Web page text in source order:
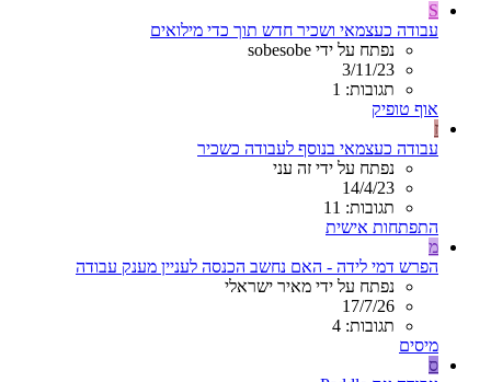
S
עבודה כעצמאי ושכיר חדש תוך כדי מילואים
נפתח על ידי sobesobe
3/11/23
תגובות: 1
אוף טופיק
ז
עבודה כעצמאי בנוסף לעבודה כשכיר
נפתח על ידי זה עני
14/4/23
תגובות: 11
התפתחות אישית
מ
הפרש דמי לידה - האם נחשב הכנסה לעניין מענק עבודה
נפתח על ידי מאיר ישראלי
17/7/26
תגובות: 4
מיסים
ס